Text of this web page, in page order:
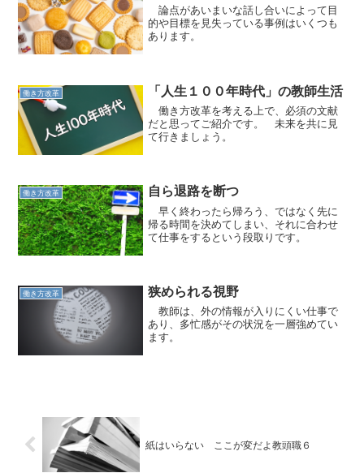
論点があいまいな話し合いによって目
的や目標を見失っている事例はいくつも
あります。
働き方改革 「人生１００年時代」の教師生活
働き方改革を考える上で、必須の文献
だと思ってご紹介です。 未来を共に見
て行きましょう。
働き方改革 自ら退路を断つ
早く終わったら帰ろう、ではなく先に
帰る時間を決めてしまい、それに合わせ
て仕事をするという段取りです。
働き方改革 狭められる視野
教師は、外の情報が入りにくい仕事で
あり、多忙感がその状況を一層強めてい
ます。
紙はいらない ここが変だよ教頭職６